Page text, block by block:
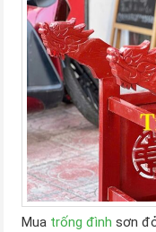
Mua trống đình sơn